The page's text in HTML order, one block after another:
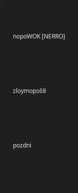
nopoWOK [NERRO]
zloymops68
pozdni